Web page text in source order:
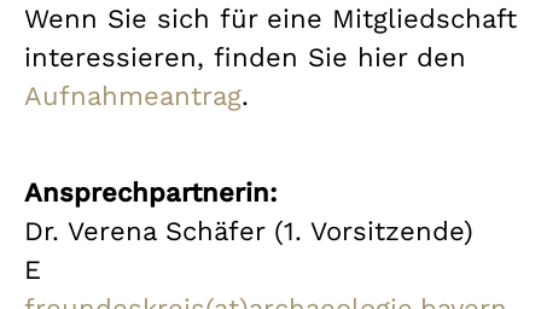
Wenn Sie sich für eine Mitgliedschaft
interessieren, finden Sie hier den
Aufnahmeantrag.
Ansprechpartnerin:
Dr. Verena Schäfer (1. Vorsitzende)
E